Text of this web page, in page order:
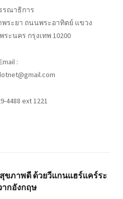
รณาธิการ
พระยา ถนนพระอาทิตย์ แขวง
ะนคร กรุงเทพ 10200
:
4488 ext 1221
ขภาพดี ด้วยวีแกนแฮร์แคร์ระ
กอังกฤษ